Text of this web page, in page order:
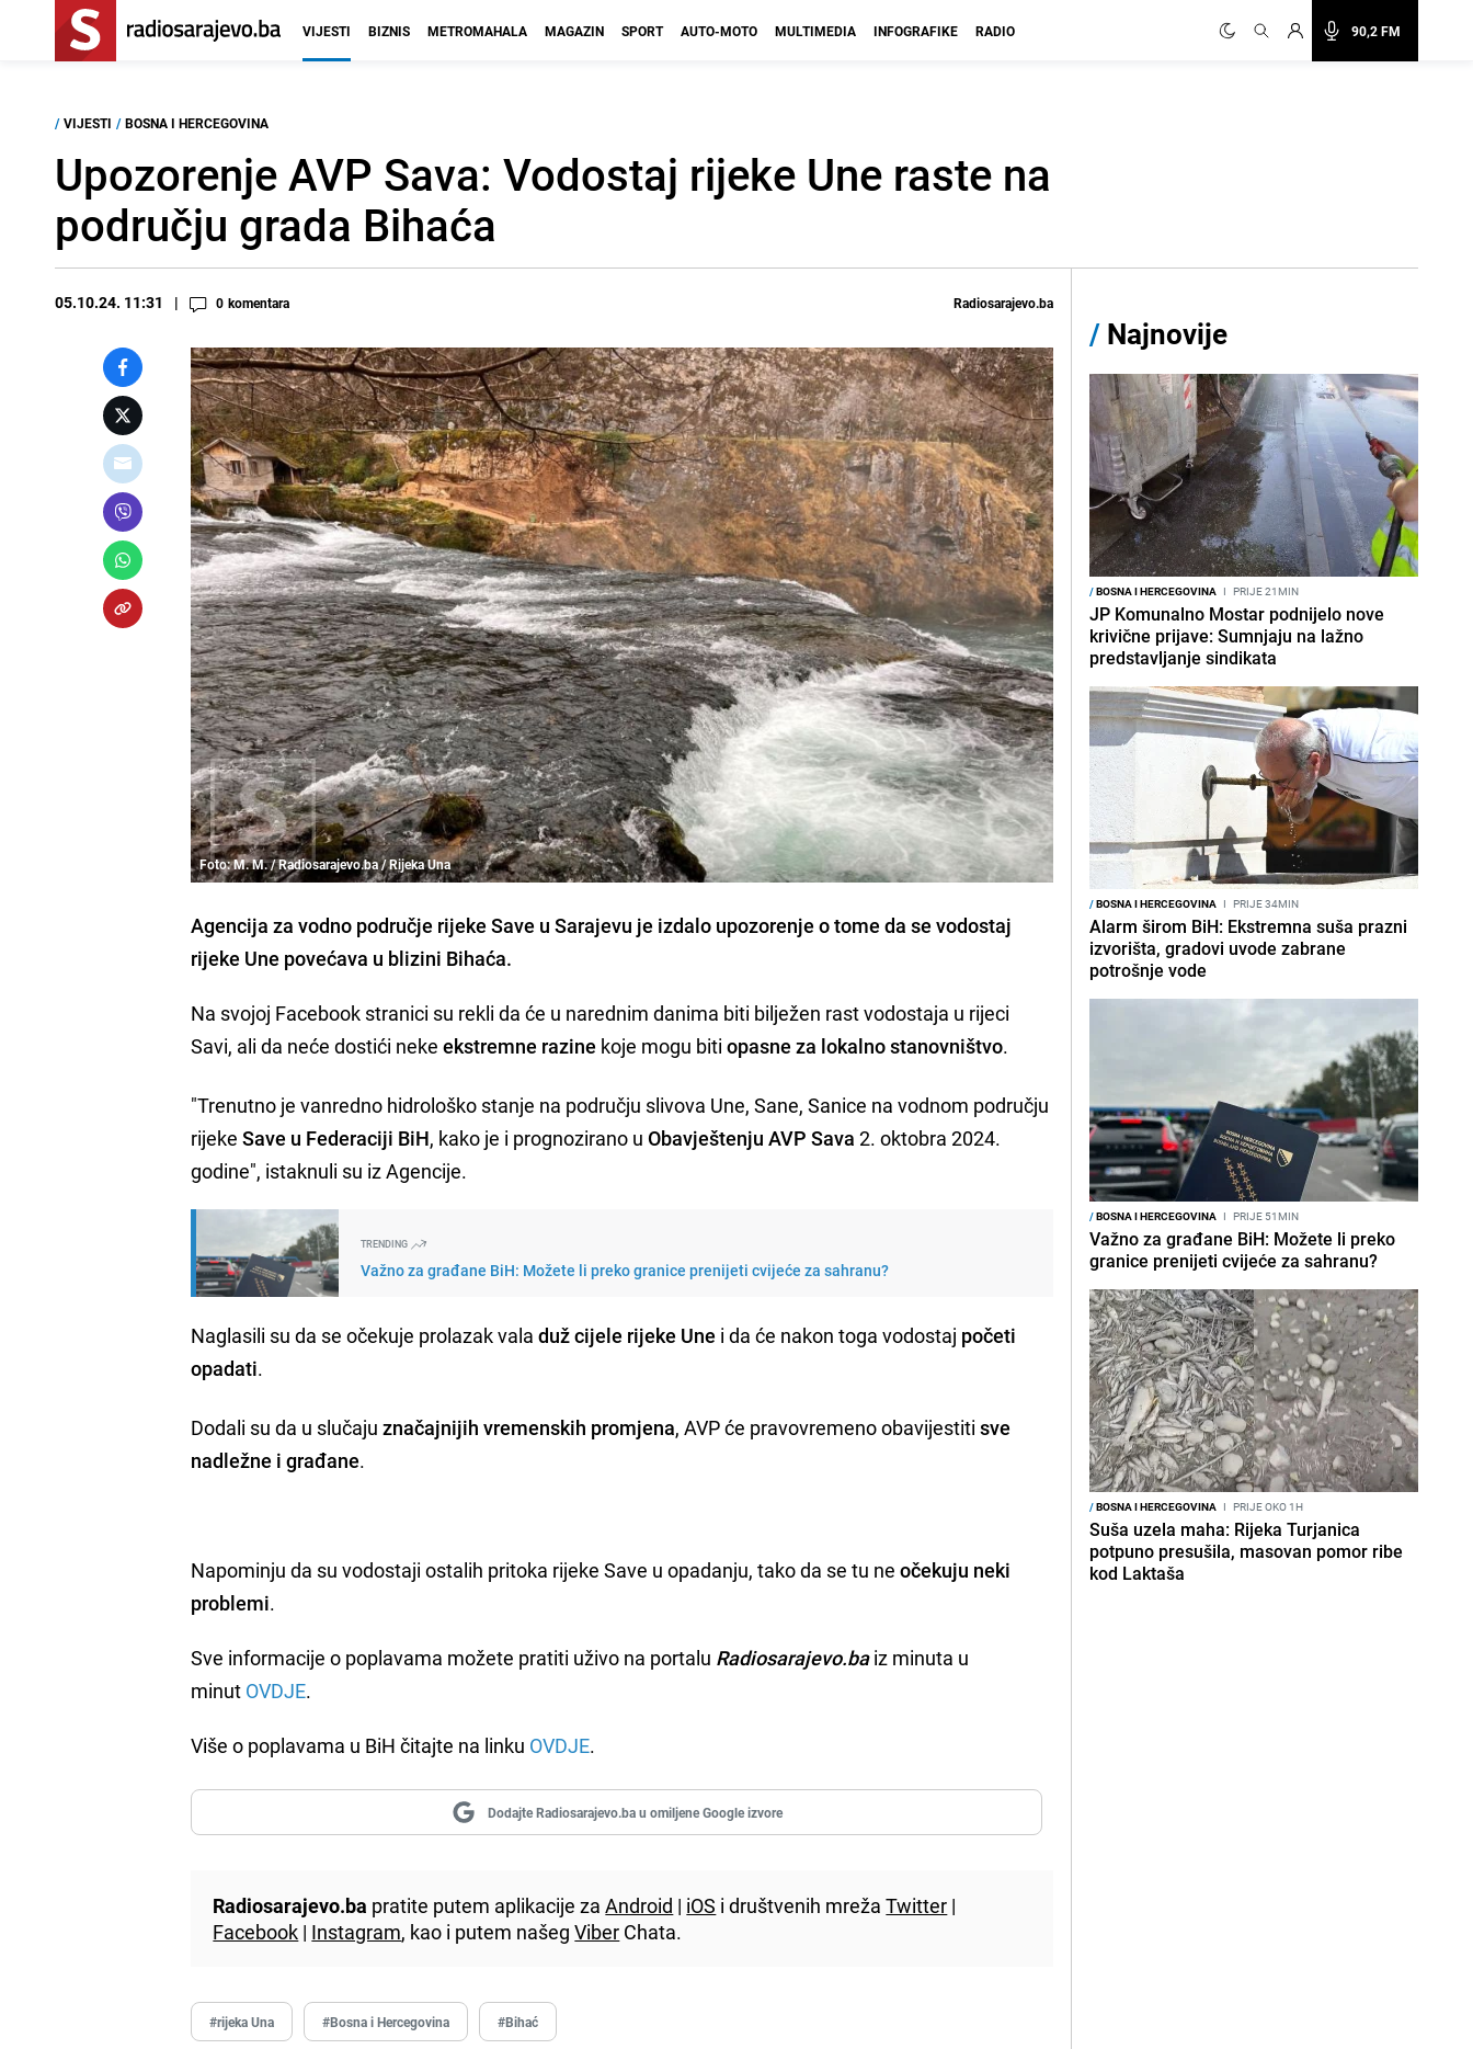
90,2 FM
VIJESTI BIZNIS METROMAHALA MAGAZIN SPORT AUTO-MOTO MULTIMEDIA INFOGRAFIKE RADIO
/ VIJESTI / BOSNA I HERCEGOVINA
Upozorenje AVP Sava: Vodostaj rijeke Une raste na
području grada Bihaća
05.10.24. 11:31 0 komentara Radiosarajevo.ba
Foto: M. M. / Radiosarajevo.ba / Rijeka Una
Agencija za vodno područje rijeke Save u Sarajevu je izdalo upozorenje o tome da se vodostaj
rijeke Une povećava u blizini Bihaća.
Na svojoj Facebook stranici su rekli da će u narednim danima biti bilježen rast vodostaja u rijeci
Savi, ali da neće dostići nekeekstremne razine koje mogu bitiopasne za lokalno stanovništvo.
"Trenutno je vanredno hidrološko stanje na području slivova Une, Sane, Sanice na vodnom području
rijekeSave u Federaciji BiH, kako je i prognozirano uObavještenju AVP Sava 2. oktobra 2024.
godine", istaknuli su iz Agencije.
TRENDING
Važno za građane BiH: Možete li preko granice prenijeti cvijeće za sahranu?
Naglasili su da se očekuje prolazak valaduž cijele rijeke Une i da će nakon toga vodostaj početi
opadati.
Dodali su da u slučajuznačajnijih vremenskih promjena, AVP će pravovremeno obavijestitisve
nadležne i građane.
Napominju da su vodostaji ostalih pritoka rijeke Save u opadanju, tako da se tu neočekuju neki
problemi.
Sve informacije o poplavama možete pratiti uživo na portalu Radiosarajevo.baiz minuta u
minut OVDJE.
Više o poplavama u BiH čitajte na linku OVDJE.
Dodajte Radiosarajevo.ba u omiljene Google izvore
Radiosarajevo.ba pratite putem aplikacije zaAndroid | iOS i društvenih mrežaTwitter |
Facebook | Instagram, kao i putem našegViber Chata.
#rijeka Una #Bosna i Hercegovina #Bihać
/ Najnovije
/BOSNA I HERCEGOVINA I PRIJE 21MIN
JP Komunalno Mostar podnijelo nove
krivične prijave: Sumnjaju na lažno
predstavljanje sindikata
/BOSNA I HERCEGOVINA I PRIJE 34MIN
Alarm širom BiH: Ekstremna suša prazni
izvorišta, gradovi uvode zabrane
potrošnje vode
/BOSNA I HERCEGOVINA I PRIJE 51MIN
Važno za građane BiH: Možete li preko
granice prenijeti cvijeće za sahranu?
/BOSNA I HERCEGOVINA I PRIJE OKO 1H
Suša uzela maha: Rijeka Turjanica
potpuno presušila, masovan pomor ribe
kod Laktaša